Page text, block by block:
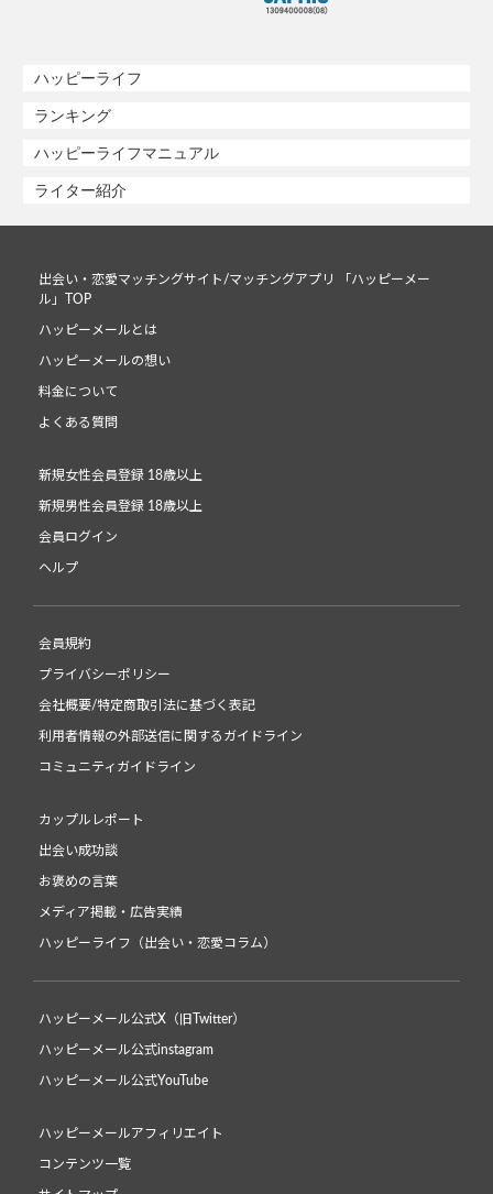
ハッピーライフ
ランキング
ハッピーライフマニュアル
ライター紹介
出会い・恋愛マッチングサイト/マッチングアプリ 「ハッピーメー
ル」TOP
ハッピーメールとは
ハッピーメールの想い
料金について
よくある質問
新規女性会員登録 18歳以上
新規男性会員登録 18歳以上
会員ログイン
ヘルプ
会員規約
プライバシーポリシー
会社概要/特定商取引法に基づく表記
利用者情報の外部送信に関するガイドライン
コミュニティガイドライン
カップルレポート
出会い成功談
お褒めの言葉
メディア掲載・広告実績
ハッピーライフ（出会い・恋愛コラム）
ハッピーメール公式X（旧Twitter）
ハッピーメール公式instagram
ハッピーメール公式YouTube
ハッピーメールアフィリエイト
コンテンツ一覧